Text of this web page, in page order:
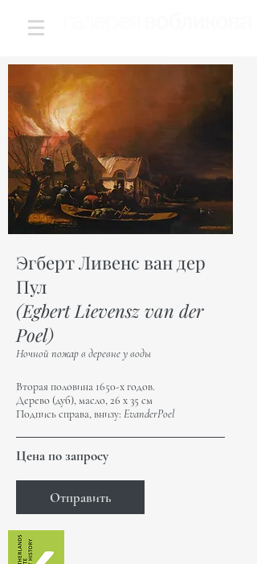
Эгберт Ливенс ван дер
Пул
(Egbert Lievensz van der
Poel)
Ночной пожар в деревне у воды
Вторая половина 1650-х годов.
Дерево (дуб), масло, 26 х 35 см
Подпись справа, внизу: EvanderPoel
Цена по запросу
Отправить